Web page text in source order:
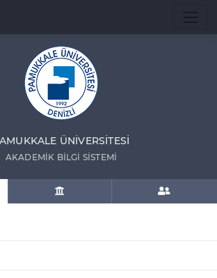
ÜNIVERSITESI
AKADEMIK BILGI SISTEMI